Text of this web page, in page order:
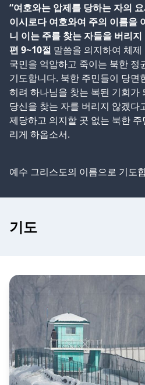
“여호와는 압제를 당하는 자의
이시로다 여호와여 주의 이름을
니 이는 주를 찾는 자들을 버리
편 9~10절 말씀을 의지하여 체
국민을 억압하고 죽이는 북한 정
기도합니다. 북한 주민들이 당면
히려 하나님을 찾는 복된 기회가
당신을 찾는 자를 버리지 않겠다
제당하고 의지할 곳 없는 북한
리게 하옵소서.
예수 그리스도의 이름으로 기도
기도